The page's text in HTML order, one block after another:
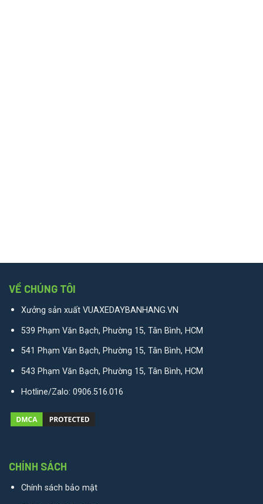
VỀ CHÚNG TÔI
Xưởng sản xuất VUAXEDAYBANHANG.VN
539 Phạm Văn Bạch, Phường 15, Tân Bình, HCM
541 Phạm Văn Bạch, Phường 15, Tân Bình, HCM
543 Phạm Văn Bạch, Phường 15, Tân Bình, HCM
Hotline/Zalo: 0906.516.016
CHÍNH SÁCH
Chính sách bảo mật